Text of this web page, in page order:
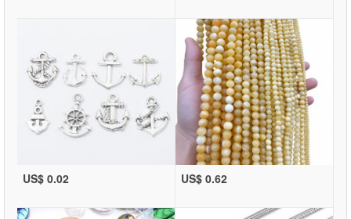
US$ 0.02 US$ 0.62